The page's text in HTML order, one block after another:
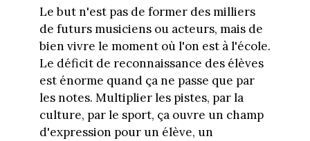
Le but n'est pas de former des milliers
de futurs musiciens ou acteurs, mais de
bien vivre le moment où l'on est à l'école.
Le déficit de reconnaissance des élèves
est énorme quand ça ne passe que par
les notes. Multiplier les pistes, par la
culture, par le sport, ça ouvre un champ
d'expression pour un élève, un